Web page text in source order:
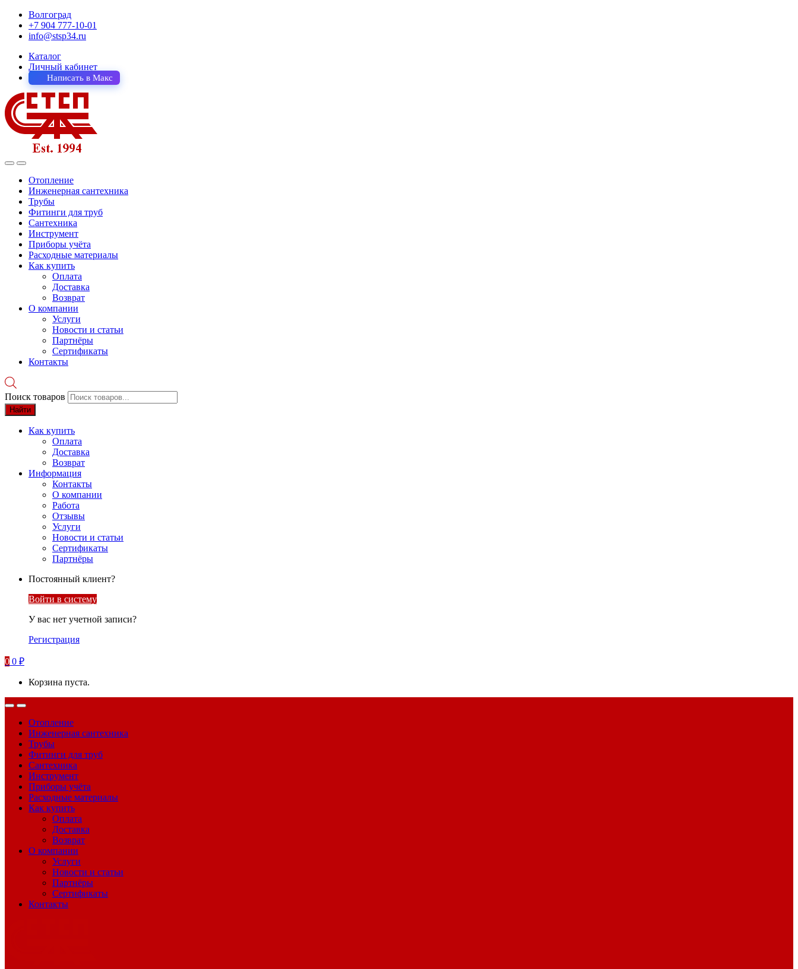
Волгоград
+7 904 777-10-01
info@stsp34.ru
Каталог
Личный кабинет
Написать в Макс
Отопление
Инженерная сантехника
Трубы
Фитинги для труб
Сантехника
Инструмент
Приборы учёта
Расходные материалы
Как купить
Оплата
Доставка
Возврат
О компании
Услуги
Новости и статьи
Партнёры
Сертификаты
Контакты
Поиск товаров
Найти
Как купить
Оплата
Доставка
Возврат
Информация
Контакты
О компании
Работа
Отзывы
Услуги
Новости и статьи
Сертификаты
Партнёры
Постоянный клиент?
Войти в систему
У вас нет учетной записи?
Регистрация
0 0 ₽
Корзина пуста.
Отопление
Инженерная сантехника
Трубы
Фитинги для труб
Сантехника
Инструмент
Приборы учёта
Расходные материалы
Как купить
Оплата
Доставка
Возврат
О компании
Услуги
Новости и статьи
Партнёры
Сертификаты
Контакты